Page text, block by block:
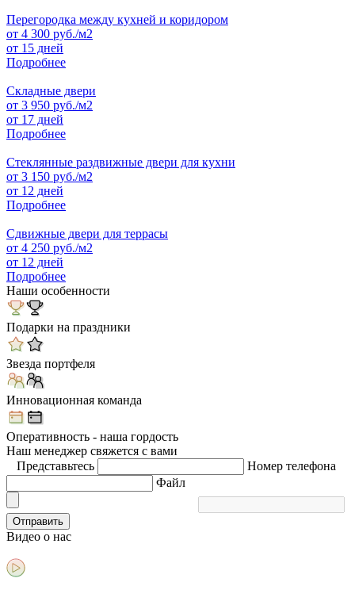
Перегородка между кухней и коридором
от 4 300 руб./м2
от 15 дней
Подробнее
Складные двери
от 3 950 руб./м2
от 17 дней
Подробнее
Стеклянные раздвижные двери для кухни
от 3 150 руб./м2
от 12 дней
Подробнее
Сдвижные двери для террасы
от 4 250 руб./м2
от 12 дней
Подробнее
Наши особенности
Подарки на праздники
Звезда портфеля
Инновационная команда
Оперативность - наша гордость
Наш менеджер свяжется с вами
Представьтесь
Номер телефона
Файл
Отправить
Видео о нас